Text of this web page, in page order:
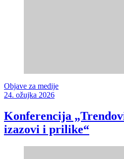
Objave za medije
24. ožujka 2026
Konferencija
izazovi i prilike“